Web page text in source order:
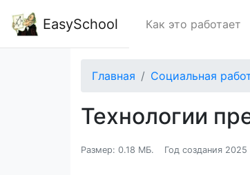
EasySchool Как это работает
Главная Социальная
Технологии
Размер: 0.18 МБ. Год создания 2025